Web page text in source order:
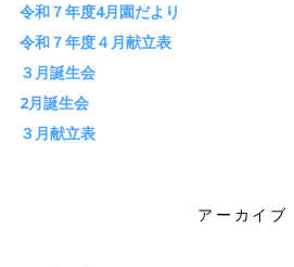
令和７年度4月園だより
令和７年度４月献立表
３月誕生会
2月誕生会
３月献立表
アーカイブ